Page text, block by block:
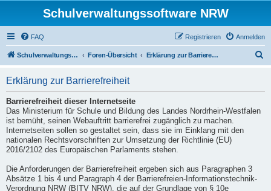
Schulverwaltungssoftware NRW
FAQ Anmelden
Registrieren
Schulverwaltungssoftware NRW Foren-Übersicht Erklärung zur Barrierefreiheit
Erklärung zur Barrierefreiheit
Barrierefreiheit dieser Internetseite
Das Ministerium für Schule und Bildung des Landes Nordrhein-Westfalen
ist bemüht, seinen Webauftritt barrierefrei zugänglich zu machen.
Internetseiten sollen so gestaltet sein, dass sie im Einklang mit den
nationalen Rechtsvorschriften zur Umsetzung der Richtlinie (EU)
2016/2102 des Europäischen Parlaments stehen.
Die Anforderungen der Barrierefreiheit ergeben sich aus Paragraphen 3
Absätze 1 bis 4 und Paragraph 4 der Barrierefreien-Informationstechnik-
Verordnung NRW (BITV NRW), die auf der Grundlage von § 10e